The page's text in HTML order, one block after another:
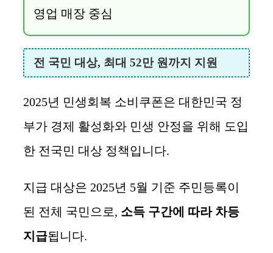
영업 매장 중심
전 국민 대상, 최대 52만 원까지 지원
2025년 민생회복 소비쿠폰은 대한민국 정
부가 경제 활성화와 민생 안정을 위해 도입
한 전국민 대상 정책입니다.
지급 대상은 2025년 5월 기준 주민등록이
된 전체 국민으로, 소득 구간에 따라 차등
지급됩니다.